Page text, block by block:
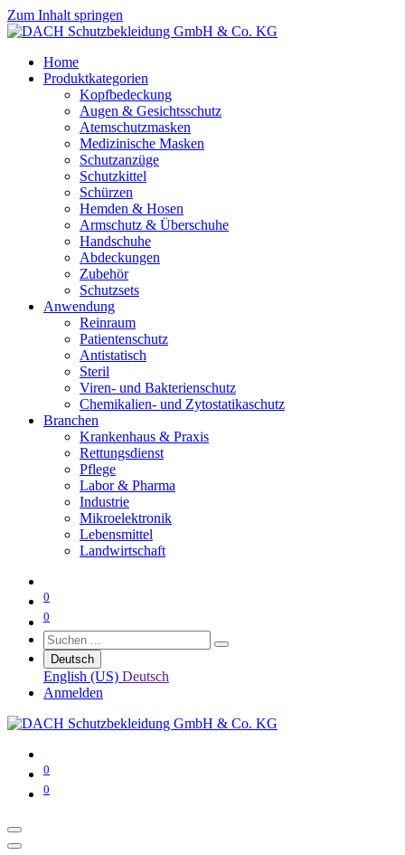
Zum Inhalt springen
Home
Produktkategorien
Kopfbedeckung
Augen & Gesichtsschutz
Atemschutzmasken
Medizinische Masken
Schutzanzüge
Schutzkittel
Schürzen
Hemden & Hosen
Armschutz & Überschuhe
Handschuhe
Abdeckungen
Zubehör
Schutzsets
Anwendung
Reinraum
Patientenschutz
Antistatisch
Steril
Viren- und Bakterienschutz
Chemikalien- und Zytostatikaschutz
Branchen
Krankenhaus & Praxis
Rettungsdienst
Pflege
Labor & Pharma
Industrie
Mikroelektronik
Lebensmittel
Landwirtschaft
0
0
Deutsch
English (US) Deutsch
Anmelden
0
0